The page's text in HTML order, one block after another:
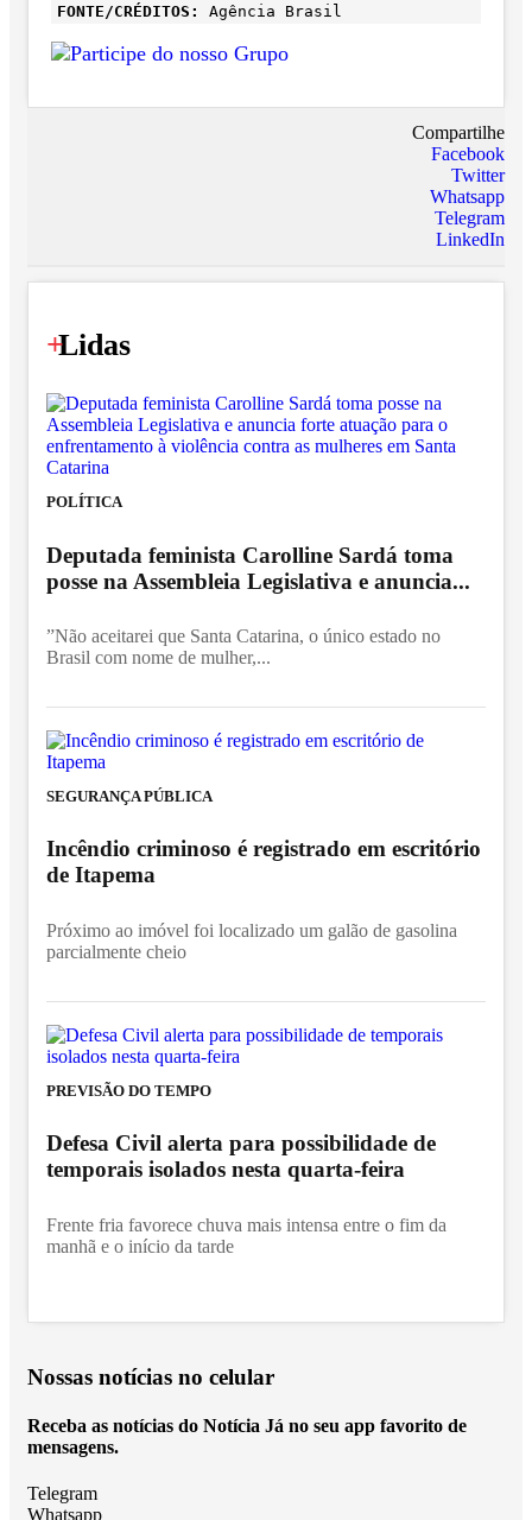
FONTE/CRÉDITOS: Agência Brasil
Compartilhe
Facebook
Twitter
Whatsapp
Telegram
LinkedIn
+
Lidas
POLÍTICA
Deputada feminista Carolline Sardá toma
posse na Assembleia Legislativa e anuncia...
”Não aceitarei que Santa Catarina, o único estado no
Brasil com nome de mulher,...
SEGURANÇA PÚBLICA
Incêndio criminoso é registrado em escritório
de Itapema
Próximo ao imóvel foi localizado um galão de gasolina
parcialmente cheio
PREVISÃO DO TEMPO
Defesa Civil alerta para possibilidade de
temporais isolados nesta quarta-feira
Frente fria favorece chuva mais intensa entre o fim da
manhã e o início da tarde
Nossas notícias no celular
Receba as notícias do Notícia Já no seu app favorito de
mensagens.
Telegram
Whatsapp